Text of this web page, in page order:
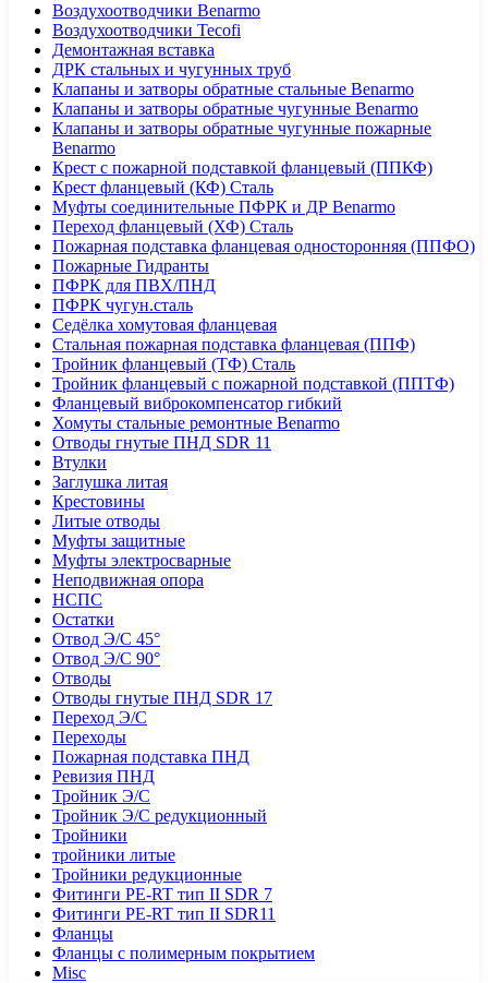
Воздухоотводчики Benarmo
Воздухоотводчики Tecofi
Демонтажная вставка
ДРК стальных и чугунных труб
Клапаны и затворы обратные стальные Benarmo
Клапаны и затворы обратные чугунные Benarmo
Клапаны и затворы обратные чугунные пожарные
Benarmo
Крест с пожарной подставкой фланцевый (ППКФ)
Крест фланцевый (КФ) Сталь
Муфты соединительные ПФРК и ДР Benarmo
Переход фланцевый (ХФ) Сталь
Пожарная подставка фланцевая односторонняя (ППФО)
Пожарные Гидранты
ПФРК для ПВХ/ПНД
ПФРК чугун.сталь
Седёлка хомутовая фланцевая
Стальная пожарная подставка фланцевая (ППФ)
Тройник фланцевый (ТФ) Сталь
Тройник фланцевый с пожарной подставкой (ППТФ)
Фланцевый виброкомпенсатор гибкий
Хомуты стальные ремонтные Benarmo
Отводы гнутые ПНД SDR 11
Втулки
Заглушка литая
Крестовины
Литые отводы
Муфты защитные
Муфты электросварные
Неподвижная опора
НСПС
Остатки
Отвод Э/С 45°
Отвод Э/С 90°
Отводы
Отводы гнутые ПНД SDR 17
Переход Э/С
Переходы
Пожарная подставка ПНД
Ревизия ПНД
Тройник Э/С
Тройник Э/С редукционный
Тройники
тройники литые
Тройники редукционные
Фитинги PE-RT тип II SDR 7
Фитинги PE-RT тип II SDR11
Фланцы
Фланцы с полимерным покрытием
Misc